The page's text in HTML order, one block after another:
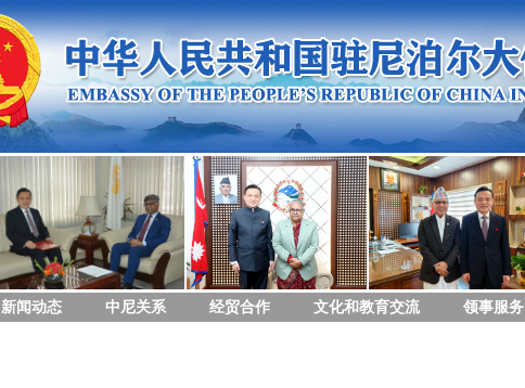
新闻动态 中尼关系 经贸合作 文化和教育交流 领事服务